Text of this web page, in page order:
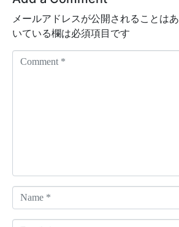
メールアドレスが公開されることはあ
いている欄は必須項目です
a
m